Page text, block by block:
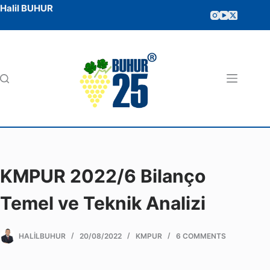
Halil BUHUR
KMPUR 2022/6 Bilanço
Temel ve Teknik Analizi
HALILBUHUR 20/08/2022 KMPUR 6 COMMENTS